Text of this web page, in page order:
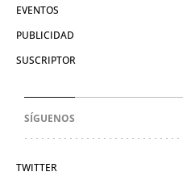
EVENTOS
PUBLICIDAD
SUSCRIPTOR
SÍGUENOS
TWITTER